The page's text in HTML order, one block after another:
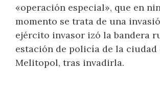
«operación especial», que en
momento se trata de una
ejército invasor izó la bandera
estación de policía de la ciudad
Melitopol, tras invadirla.